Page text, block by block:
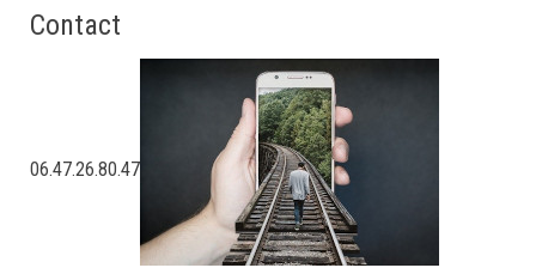
Contact
06.47.26.80.47